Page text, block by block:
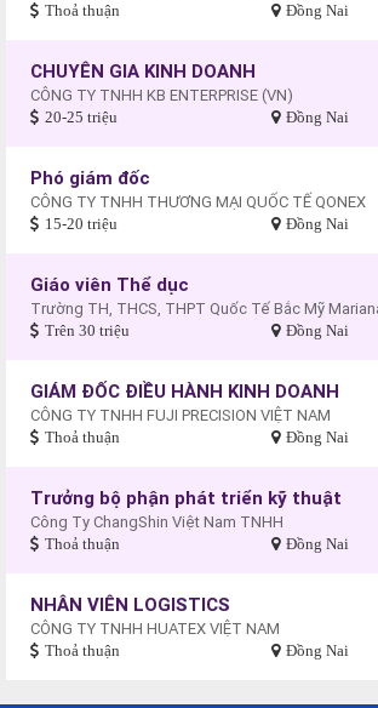
Thoả thuận Đồng Nai
CHUYÊN GIA KINH DOANH
CÔNG TY TNHH KB ENTERPRISE (VN)
20-25 triệu Đồng Nai
Phó giám đốc
CÔNG TY TNHH THƯƠNG MẠI QUỐC TẾ QONEX
15-20 triệu Đồng Nai
Giáo viên Thể dục
Trên 30 triệu Đồng Nai
GIÁM ĐỐC ĐIỀU HÀNH KINH DOANH
CÔNG TY TNHH FUJI PRECISION VIỆT NAM
Thoả thuận Đồng Nai
Trưởng bộ phận phát triển kỹ thuật
Công Ty ChangShin Việt Nam TNHH
Thoả thuận Đồng Nai
NHÂN VIÊN LOGISTICS
CÔNG TY TNHH HUATEX VIỆT NAM
Thoả thuận Đồng Nai